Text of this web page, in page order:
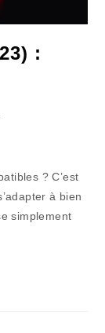
:
? C’est
à bien
simplement